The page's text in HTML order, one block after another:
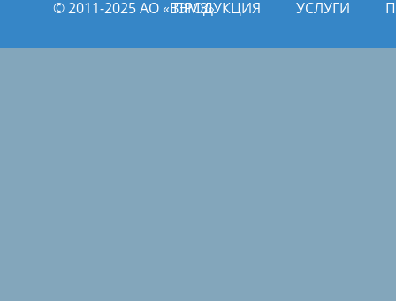
© 2011­­-2025 АО «ВЭМЗ»ПРОДУКЦИЯ УСЛУГИ